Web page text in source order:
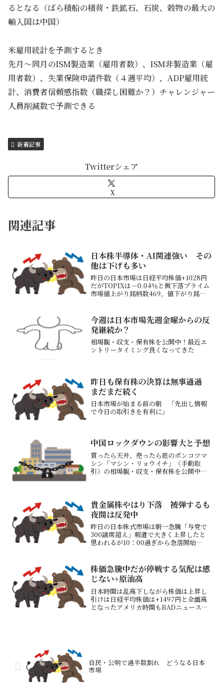
るとなる（ばら積船の積荷・鉄鉱石、石炭、穀物の最大の
輸入国は中国）
米雇用統計を予測するとき
先月～同月のISM製造業（雇用者数）、ISM非製造業（雇
用者数）、失業保険申請件数（４週平均）、ADP雇用統
計、消費者信頼感指数（職探し困難か？）チャレンジャー
人員削減数で予測できる
新着記事
Twitterシェア
X
関連記事
日本株半導体・AI関連強い その
他は下げも多い
昨日の日本市場は日経平均株価+1028円
だがTOPIXは－0.04％と微下落プライム
市場値上がり銘柄数469，値下がり銘柄
+650円、東京エレク+186円、フジクラ
+...
今週は日本市場先週金曜からの反
発継続か？
相場観・収支・保有株を公開中！最近エ
ントリータイミング良くなってきた
昨日も保有株の決算は無事通過
まだまだ続く
日本市場が始まる前の朝 「先出し情報
で今日の取引きを有利に」
中国ロックダウンの影響大と予想
買ったら天井、売ったら底のポンコツマ
シン「マシン・リョウイチ」（手動取
引）の相場観・収支・保有株を公開中！
貴金属株やはり下落 被弾するも
夜間は反発中
昨日の日本株式市場は朝一急騰「与党で
300議席超え」報道で大きく上昇したと
思われるが10：00過ぎから急落開始
の貴金属、半導体セクター急落、土曜日
の暗号通貨...
株価急騰中だが停戦する気配は感
じない+原油高
日本時間は乱高下しながら株価は上昇し
引けは日経平均株価は+1497円と全面高
となったアメリカ時間もBADニュースは
自民・公明で過半数割れ どうなる日本
市場